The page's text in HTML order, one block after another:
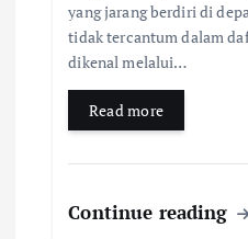
yang jarang berdiri di
tidak tercantum dalam
dikenal melalui…
Read more
Continue reading